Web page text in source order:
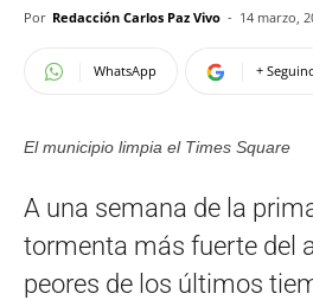
Por Redacción Carlos Paz Vivo - 14 marzo,
WhatsApp +
El municipio limpia el Times Square
A una semana de la
tormenta más fuerte del
peores de los últimos